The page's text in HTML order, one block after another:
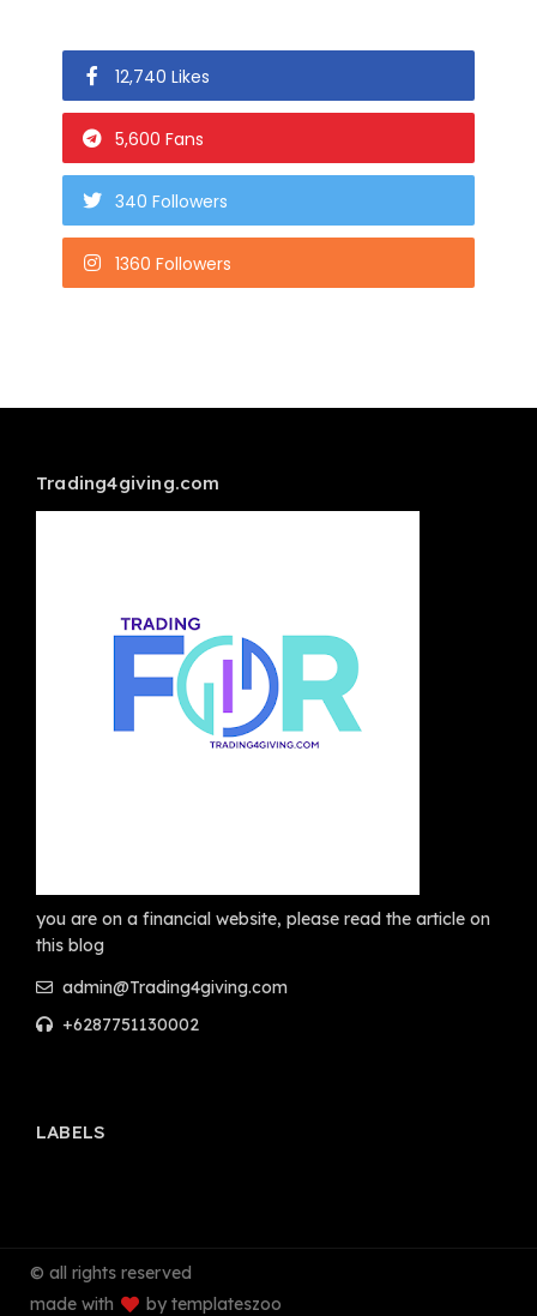
12,740 Likes
5,600 Fans
340 Followers
1360 Followers
Trading4giving.com
you are on a financial website, please read the article on
this blog
admin@Trading4giving.com
+6287751130002
LABELS
© all rights reserved
made with
by templateszoo